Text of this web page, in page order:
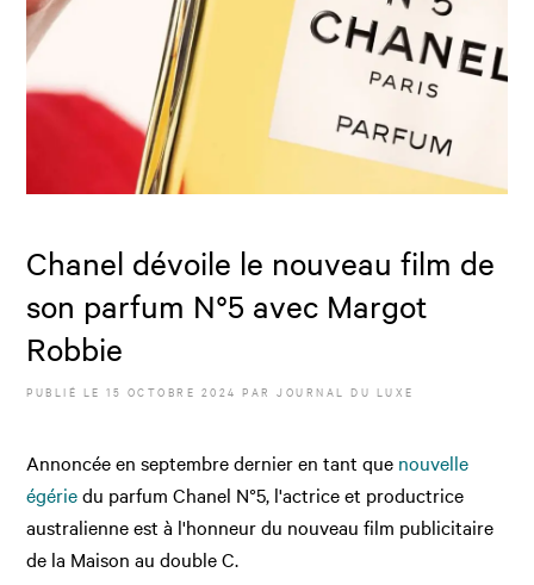
Chanel dévoile le nouveau film de
son parfum N°5 avec Margot
Robbie
PUBLIÉ LE15 OCTOBRE 2024 PAR JOURNAL DU LUXE
Annoncée en septembre dernier en tant que nouvelle
égériedu parfum Chanel N°5, l'actrice et productrice
australienne est à l'honneur du nouveau film publicitaire
de la Maison au double C.